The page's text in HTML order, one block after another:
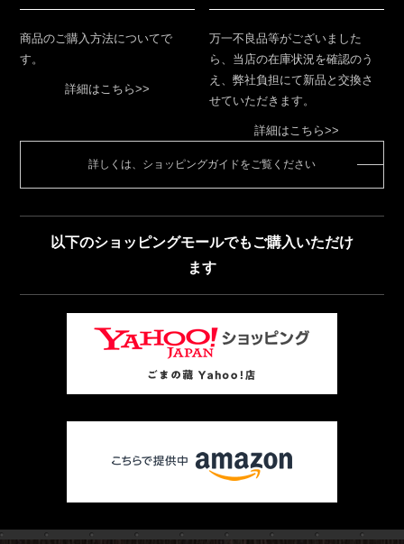
商品のご購入方法についてで
す。
詳細はこちら>>
万一不良品等がございました
ら、当店の在庫状況を確認のう
え、弊社負担にて新品と交換さ
せていただきます。
詳細はこちら>>
詳しくは、ショッピングガイドをご覧ください
以下のショッピングモールでもご購入いただけ
ます